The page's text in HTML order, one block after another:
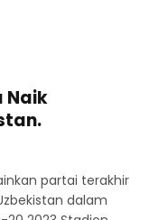
Naik
partai terakhir
dalam